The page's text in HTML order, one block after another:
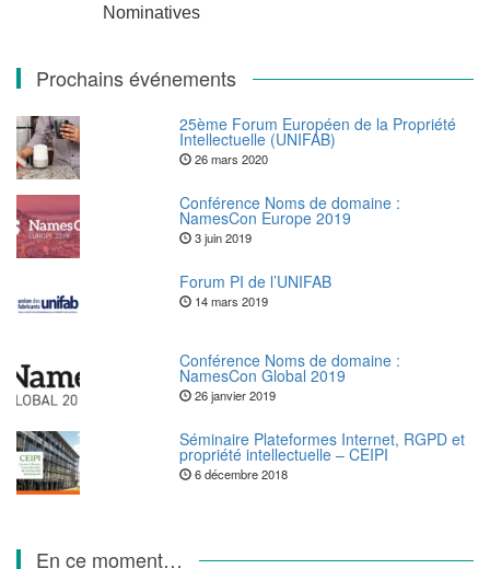
Nominatives
Prochains événements
25ème Forum Européen de la Propriété
Intellectuelle (UNIFAB)
26 mars 2020
Conférence Noms de domaine :
NamesCon Europe 2019
3 juin 2019
Forum PI de l’UNIFAB
14 mars 2019
Conférence Noms de domaine :
NamesCon Global 2019
26 janvier 2019
Séminaire Plateformes Internet, RGPD et
propriété intellectuelle – CEIPI
6 décembre 2018
En ce moment…